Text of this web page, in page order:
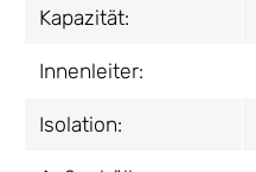
Kapazität:
Innenleiter:
Isolation: